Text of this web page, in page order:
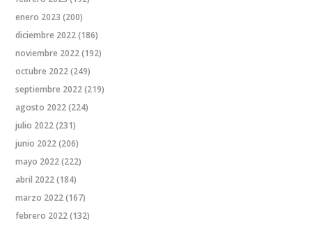
enero 2023 (200)
diciembre 2022(186)
noviembre 2022(192)
octubre 2022(249)
septiembre 2022(219)
agosto 2022(224)
julio 2022(231)
junio 2022(206)
mayo 2022(222)
abril 2022(184)
marzo 2022(167)
febrero 2022(132)